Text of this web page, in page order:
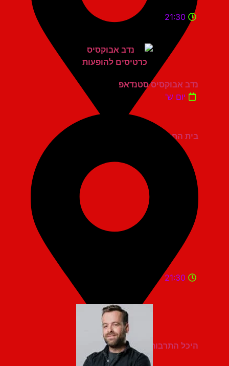
בית החייל תל אביב
21:30
נדב אבוקסיס סטנדאפ
יום ש'
היכל התרבות מעלות תרשיחא
21:30